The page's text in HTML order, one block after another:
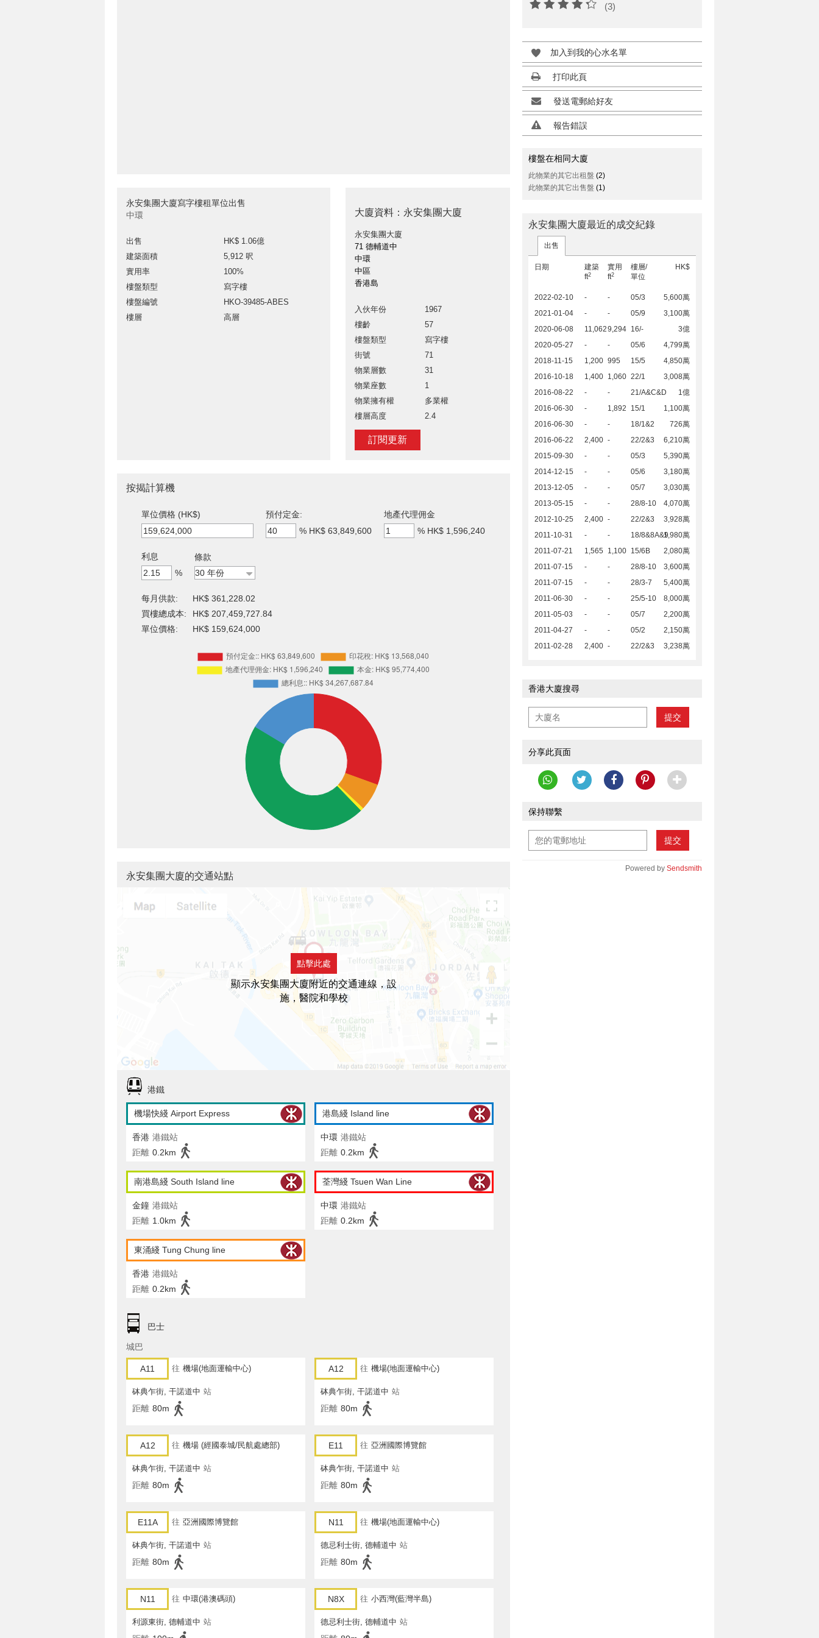
永安集團大廈寫字樓租單位出售
中環
出售
HK$ 1.06億
建築面積
5,912 呎
實用率
100%
樓盤類型
寫字樓
樓盤編號
HKO-39485-ABES
樓層
高層
大廈資料：永安集團大廈
永安集團大廈
71 德輔道中
中環
中區
香港島
入伙年份
1967
樓齡
57
樓盤類型
寫字樓
街號
71
物業層數
31
物業座數
1
物業擁有權
多業權
樓層高度
2.4
訂閱更新
(3)
加入到我的心水名單
打印此頁
發送電郵給好友
報告錯誤
樓盤在相同大廈
此物業的其它出租盤 (2)
此物業的其它出售盤 (1)
永安集團大廈最近的成交紀錄
出售
日期
建築
ft2
實用
ft2
樓層/
單位
HK$
2022-02-10 - - 05/3
5,600萬
2021-01-04
- - 05/9
3,100萬
2020-06-08
11,0629,294 16/-
3億
2020-05-27
- - 05/6
4,799萬
2018-11-15
1,200 995 15/5
4,850萬
2016-10-18
1,400 1,060 22/1
3,008萬
2016-08-22
- - 21/A&C&D
1億
2016-06-30
- 1,892 15/1
1,100萬
2016-06-30
- - 18/1&2
726萬
2016-06-22
2,400 - 22/2&3
6,210萬
2015-09-30
- - 05/3
5,390萬
2014-12-15
- - 05/6
3,180萬
2013-12-05
- - 05/7
3,030萬
2013-05-15
- - 28/8-10
4,070萬
2012-10-25
2,400 - 22/2&3
3,928萬
2011-10-31
- - 18/8&8A&91,980萬
2011-07-21
1,565 1,100 15/6B
2,080萬
2011-07-15
- - 28/8-10
3,600萬
2011-07-15
- - 28/3-7
5,400萬
2011-06-30
- - 25/5-10
8,000萬
2011-05-03
- - 05/7
2,200萬
2011-04-27
- - 05/2
2,150萬
2011-02-28
2,400 - 22/2&3 3,238萬
香港大廈搜尋
提交
分享此頁面
保持聯繫
提交
Powered by Sendsmith
按揭計算機
單位價格 (HK$)
預付定金:
% HK$ 63,849,600
地產代理佣金
% HK$ 1,596,240
利息
%
條款
每月供款:
HK$ 361,228.02
買樓總成本:
HK$ 207,459,727.84
單位價格:
HK$ 159,624,000
永安集團大廈的交通站點
點擊此處
顯示永安集團大廈附近的交通連線，設
施，醫院和學校
港鐵
機場快綫 Airport Express
香港 港鐵站
距離 0.2km
港島綫 Island line
中環 港鐵站
距離 0.2km
南港島綫 South Island line
金鐘 港鐵站
距離 1.0km
荃灣綫 Tsuen Wan Line
中環 港鐵站
距離 0.2km
東涌綫 Tung Chung line
香港 港鐵站
距離 0.2km
巴士
城巴
A11 往 機場(地面運輸中心)
砵典乍街, 干諾道中 站
距離 80m
A12 往 機場(地面運輸中心)
砵典乍街, 干諾道中 站
距離 80m
A12 往 機場 (經國泰城/民航處總部)
砵典乍街, 干諾道中 站
距離 80m
E11 往 亞洲國際博覽館
砵典乍街, 干諾道中 站
距離 80m
E11A 往 亞洲國際博覽館
砵典乍街, 干諾道中 站
距離 80m
N11 往 機場(地面運輸中心)
德忌利士街, 德輔道中 站
距離 80m
N11 往 中環(港澳碼頭)
利源東街, 德輔道中 站
N8X 往 小西灣(藍灣半島)
德忌利士街, 德輔道中 站